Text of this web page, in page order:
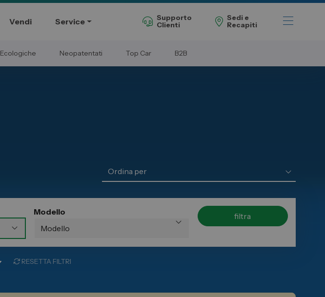
Vendi Service
Supporto
Clienti
Sedi e
Recapiti
Ecologiche Neopatentati Top Car B2B
Spazio Campus
Lavora con noi
Servizio Clienti
spazio@spaziogroup.com
Modello filtra
RESETTA FILTRI